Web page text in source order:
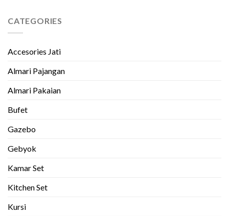
CATEGORIES
Accesories Jati
Almari Pajangan
Almari Pakaian
Bufet
Gazebo
Gebyok
Kamar Set
Kitchen Set
Kursi